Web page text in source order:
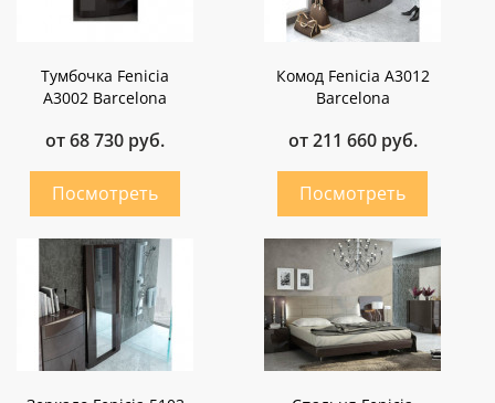
Тумбочка Fenicia
A3002 Barcelona
от 68 730 руб.
Комод Fenicia A3012
Barcelona
от 211 660 руб.